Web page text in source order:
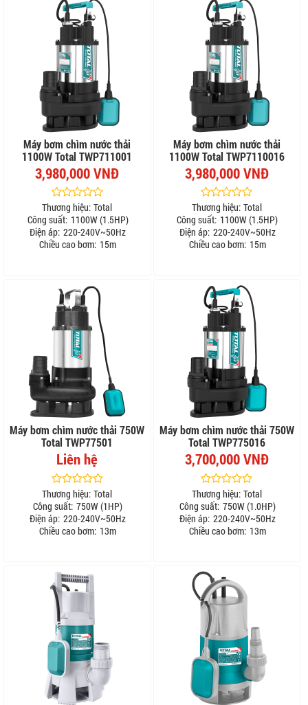
Máy bơm chìm nước thải
1100W Total TWP711001
3,980,000 VNĐ
Thương hiệu: Total
Công suất: 1100W (1.5HP)
Điện áp: 220-240V~50Hz
Chiều cao bơm: 15m
Máy bơm chìm nước thải
1100W Total TWP7110016
3,980,000 VNĐ
Thương hiệu: Total
Công suất: 1100W (1.5HP)
Điện áp: 220-240V~50Hz
Chiều cao bơm: 15m
Máy bơm chìm nước thải 750W
Total TWP77501
Liên hệ
Thương hiệu: Total
Công suất: 750W (1HP)
Điện áp: 220-240V~50Hz
Chiều cao bơm: 13m
Máy bơm chìm nước thải 750W
Total TWP775016
3,700,000 VNĐ
Thương hiệu: Total
Công suất: 750W (1.0HP)
Điện áp: 220-240V~50Hz
Chiều cao bơm: 13m